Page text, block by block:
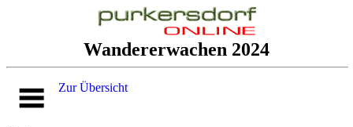
Wandererwachen 2024
Zur Übersicht